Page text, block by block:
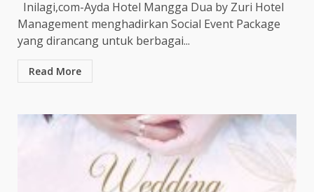
Inilagi,com-Ayda Hotel Mangga Dua by Zuri Hotel
Management menghadirkan Social Event Package
yang dirancang untuk berbagai...
Read More